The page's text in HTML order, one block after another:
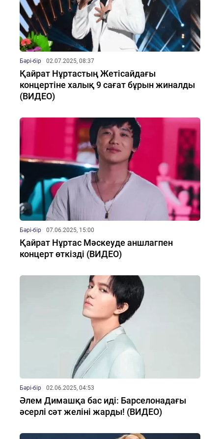
Бәрі-бір 02.07.2025, 08:37
Қайрат Нұртастың Жетісайдағы
концертіне халық 9 сағат бұрын жиналды
(ВИДЕО)
Бәрі-бір 07.06.2025, 15:00
Қайрат Нұртас Мәскеуде аншлагпен
концерт өткізді (ВИДЕО)
Бәрі-бір 02.06.2025, 04:53
Әлем Димашқа бас иді: Барселонадағы
әсерлі сәт желіні жарды! (ВИДЕО)